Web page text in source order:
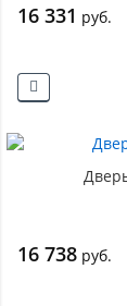
16 331 руб.
16 738 руб.